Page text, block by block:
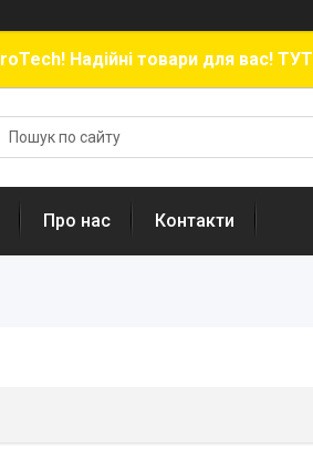
Надійні товари для вас! ТУТ
Про нас Контакти